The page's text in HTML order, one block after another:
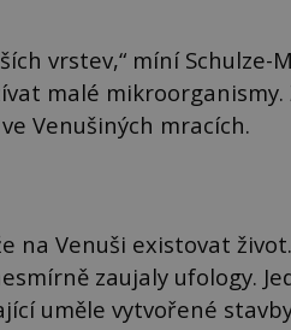
vrstev,“ míní Schulze-
malé
Venušiných mracích.
na Venuši existovat
zaujaly ufology.
uměle vytvořené